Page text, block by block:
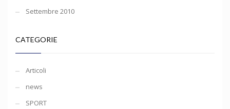
Settembre 2010
CATEGORIE
Articoli
news
SPORT